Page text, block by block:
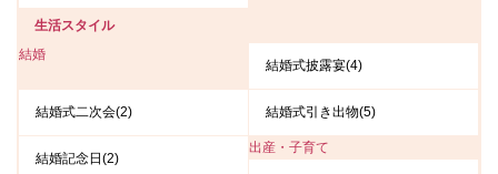
生活スタイル
結婚
結婚式披露宴(4)
結婚式二次会(2) 結婚式引き出物(5)
結婚記念日(2)
出産・子育て